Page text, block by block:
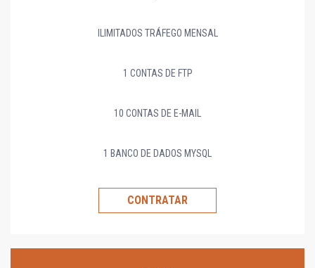
ILIMITADOS TRÁFEGO MENSAL
1 CONTAS DE FTP
10 CONTAS DE E-MAIL
1 BANCO DE DADOS MYSQL
CONTRATAR